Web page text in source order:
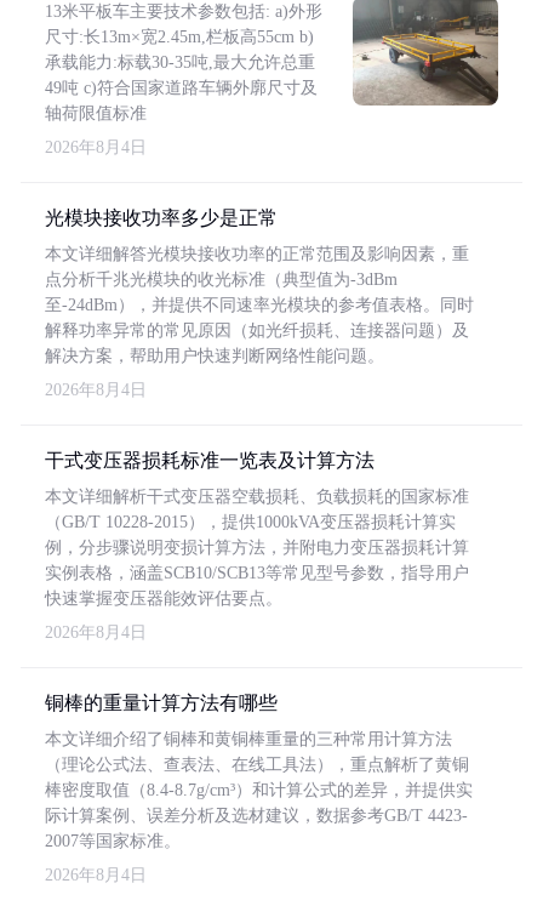
13米平板车主要技术参数包括: a)外形
尺寸:长13m×宽2.45m,栏板高55cm b)
承载能力:标载30-35吨,最大允许总重
49吨 c)符合国家道路车辆外廓尺寸及
轴荷限值标准
2026年8月4日
光模块接收功率多少是正常
本文详细解答光模块接收功率的正常范围及影响因素，重
点分析千兆光模块的收光标准（典型值为-3dBm
至-24dBm），并提供不同速率光模块的参考值表格。同时
解释功率异常的常见原因（如光纤损耗、连接器问题）及
解决方案，帮助用户快速判断网络性能问题。
2026年8月4日
干式变压器损耗标准一览表及计算方法
本文详细解析干式变压器空载损耗、负载损耗的国家标准
（GB/T 10228-2015），提供1000kVA变压器损耗计算实
例，分步骤说明变损计算方法，并附电力变压器损耗计算
实例表格，涵盖SCB10/SCB13等常见型号参数，指导用户
快速掌握变压器能效评估要点。
2026年8月4日
铜棒的重量计算方法有哪些
本文详细介绍了铜棒和黄铜棒重量的三种常用计算方法
（理论公式法、查表法、在线工具法），重点解析了黄铜
棒密度取值（8.4-8.7g/cm³）和计算公式的差异，并提供实
际计算案例、误差分析及选材建议，数据参考GB/T 4423-
2007等国家标准。
2026年8月4日